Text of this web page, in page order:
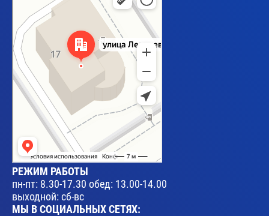
РЕЖИМ РАБОТЫ
пн-пт: 8.30-17.30 обед: 13.00-14.00
выходной: сб-вс
МЫ В СОЦИАЛЬНЫХ СЕТЯХ: